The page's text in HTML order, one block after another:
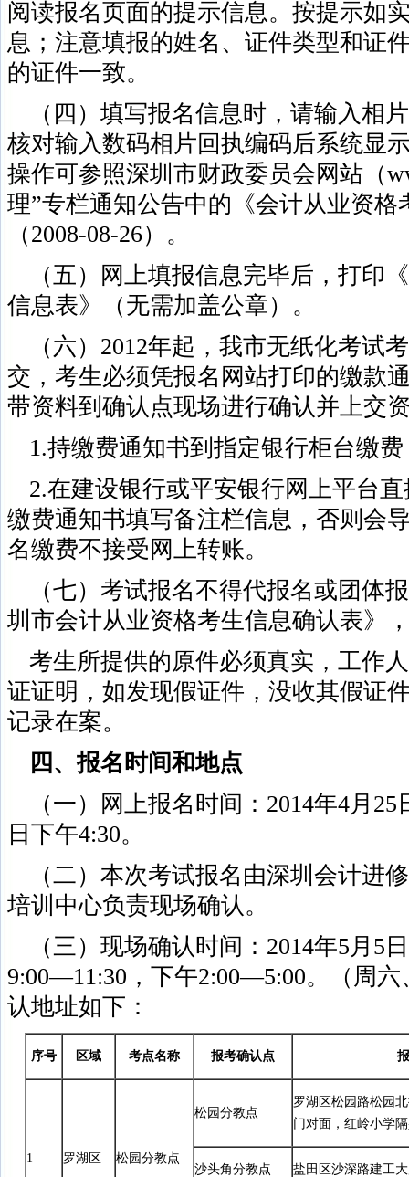
阅读报名页面的提示信息。按提示如
息；注意填报的姓名、证件类型和证
的证件一致。
（四）填写报名信息时，请输入相
核对输入数码相片回执编码后系统显
操作可参照深圳市财政委员会网站（
理”专栏通知公告中的《会计从业资
（2008-08-26）。
（五）网上填报信息完毕后，打印
信息表》（无需加盖公章）。
（六）2012年起，我市无纸化考试
交，考生必须凭报名网站打印的缴款
带资料到确认点现场进行确认并上交
1.持缴费通知书到指定银行柜台缴费
2.在建设银行或平安银行网上平台
缴费通知书填写备注栏信息，否则会
名缴费不接受网上转账。
（七）考试报名不得代报名或团体
圳市会计从业资格考生信息确认表》
考生所提供的原件必须真实，工作
证证明，如发现假证件，没收其假证
记录在案。
四、报名时间和地点
（一）网上报名时间： 2014年4月25
日下午4:30。
（二）本次考试报名由深圳会计进
培训中心负责现场确认。
（三）现场确认时间： 2014年5月5
9:00—11:30，下午2:00—5:00。（周
认地址如下：
序号 区域 考点名称 报考确认点
1 罗湖区 松园分教点
松园分教点
罗湖区松园路松园
门对面，红岭小学
沙头角分教点 盐田区沙深路建工